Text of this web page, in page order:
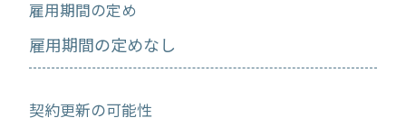
雇用期間の定め
雇用期間の定めなし
契約更新の可能性